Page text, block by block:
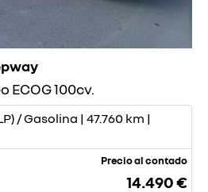
ECOG 100cv.
/ Gasolina | 47.760 km |
Precio al contado
14.490 €